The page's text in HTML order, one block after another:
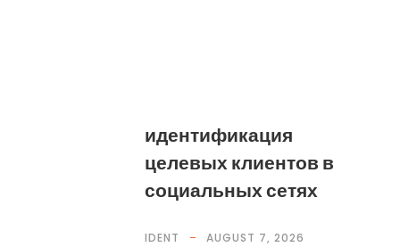
идентификация
целевых клиентов в
социальных сетях
IDENT AUGUST 7, 2026